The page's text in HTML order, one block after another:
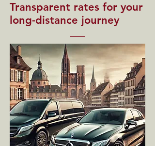
Transparent rates for your
long-distance journey